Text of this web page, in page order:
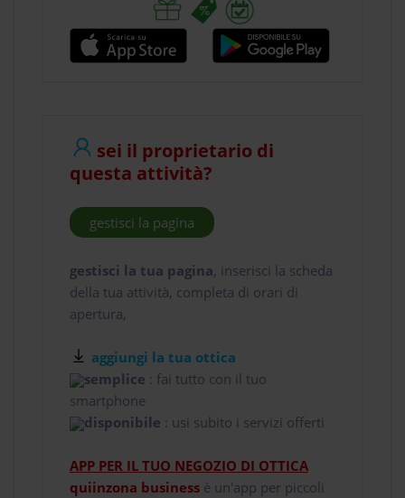
sei il proprietario di
questa attività?
gestisci la pagina
gestisci la tua pagina, inserisci la scheda
della tua attività, completa di orari di
apertura,
aggiungi la tua ottica
semplice : fai tutto con il tuo
smartphone
disponibile : usi subito i servizi offerti
APP PER IL TUO NEGOZIO DI OTTICA
quiinzona business è un'app per piccoli